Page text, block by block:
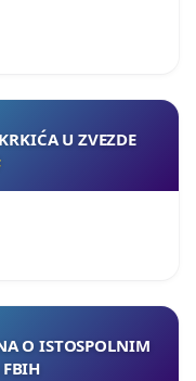
U ZVEZDE
O ISTOSPOLNIM
FBIH